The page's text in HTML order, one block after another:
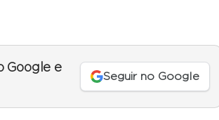
Google e
Seguir no Google